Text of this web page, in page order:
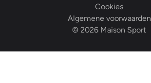
© 2026 Maison Sport
Algemene voorwaarden
Cookies